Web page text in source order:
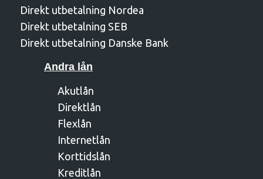
Direkt utbetalning Nordea
Direkt utbetalning SEB
Direkt utbetalning Danske Bank
Andra lån
Akutlån
Direktlån
Flexlån
Internetlån
Korttidslån
Kreditlån